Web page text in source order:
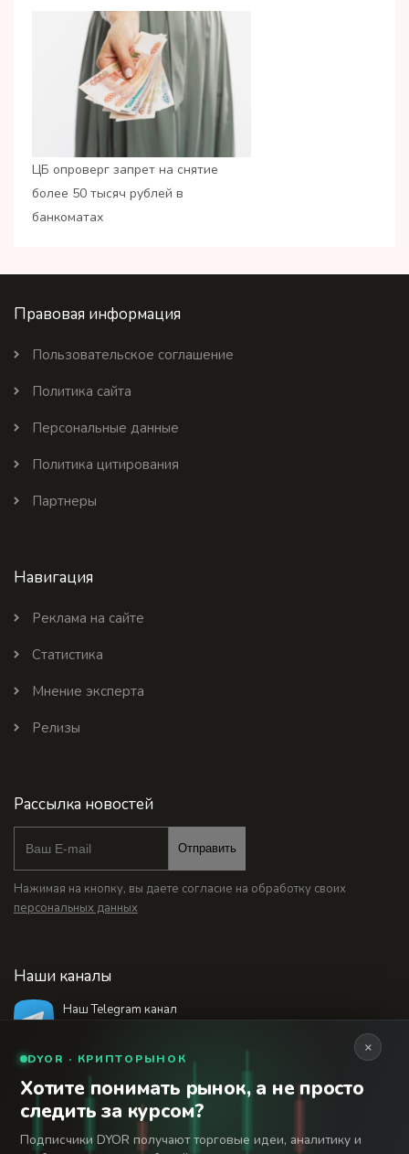
ЦБ опроверг запрет на снятие
более 50 тысяч рублей в
банкоматах
Правовая информация
Пользовательское соглашение
Политика сайта
Персональные данные
Политика цитирования
Партнеры
Навигация
Реклама на сайте
Статистика
Мнение эксперта
Релизы
Рассылка новостей
Отправить
Нажимая на кнопку, вы даете согласие на обработку своих
персональных данных
Наши каналы
Наш Telegram канал
18+
© 2026 Финансовый интернет-портал «Банки
Сегодня». Используя сайт BanksToday.net вы
×
DYOR · КРИПТОРЫНОК
Хотите понимать рынок, а не просто
следить за курсом?
Подписчики DYOR получают торговые идеи, аналитику и